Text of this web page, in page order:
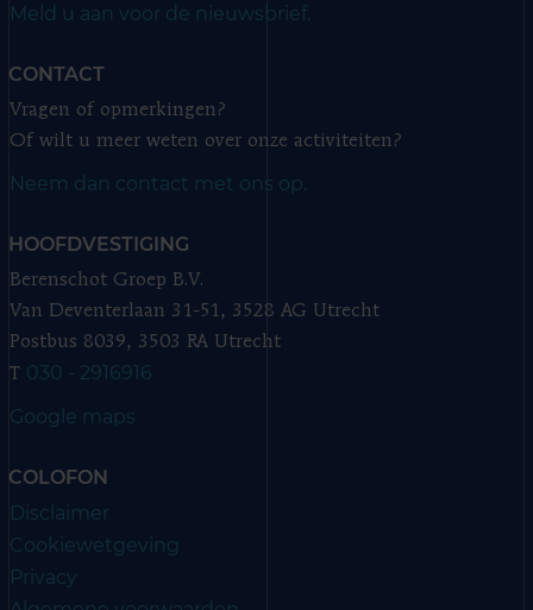
Meld u aan voor de nieuwsbrief.
CONTACT
Vragen of opmerkingen?
Of wilt u meer weten over onze activiteiten?
Neem dan contact met ons op.
HOOFDVESTIGING
Berenschot Groep B.V.
Van Deventerlaan 31-51, 3528 AG Utrecht
Postbus 8039, 3503 RA Utrecht
T 030 - 2916916
Google maps
COLOFON
Disclaimer
Cookiewetgeving
Privacy